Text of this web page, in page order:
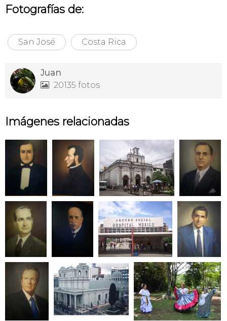
Fotografías de:
San José Costa Rica
Juan
 20135 fotos
Imágenes relacionadas